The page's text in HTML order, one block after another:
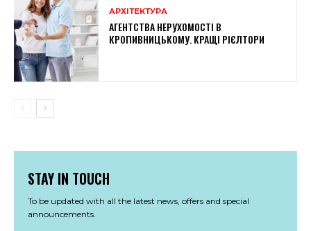
АРХІТЕКТУРА
АГЕНТСТВА НЕРУХОМОСТІ В
КРОПИВНИЦЬКОМУ. КРАЩІ РІЄЛТОРИ
STAY IN TOUCH
To be updated with all the latest news, offers and special
announcements.